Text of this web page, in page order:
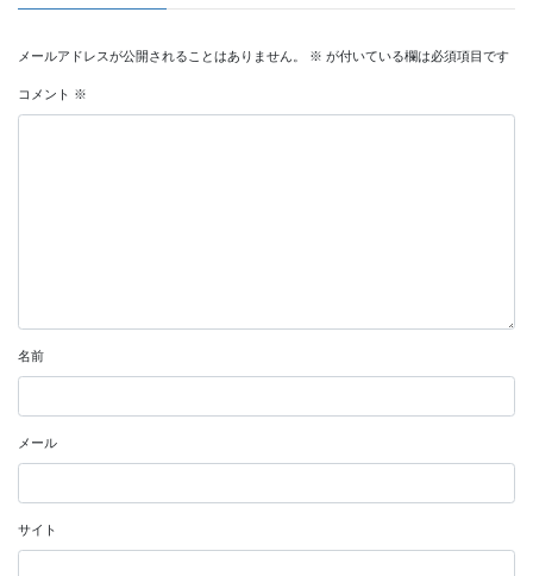
メールアドレスが公開されることはありません。 ※ が付いている欄は必須項目です
コメント ※
名前
メール
サイト